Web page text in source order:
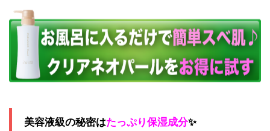
美容液級の秘密はたっぷり保湿成分✨